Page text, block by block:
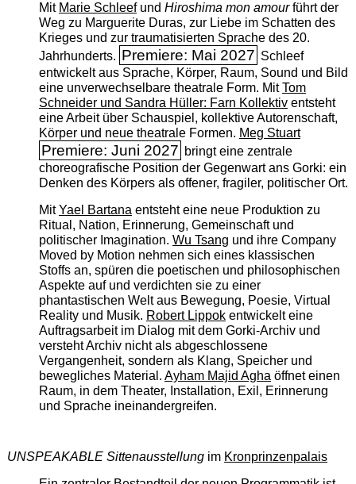
Mit Marie Schleefund Hiroshima mon amourführt der
Weg zu Marguerite Duras, zur Liebe im Schatten des
Krieges und zur traumatisierten Sprache des 20.
Jahrhunderts. Premiere: Mai 2027 Schleef
entwickelt aus Sprache, Körper, Raum, Sound und Bild
eine unverwechselbare theatrale Form. MitTom
Schneider und Sandra Hüller: Farn Kollektiventsteht
eine Arbeit über Schauspiel, kollektive Autorenschaft,
Körper und neue theatrale Formen. Meg Stuart
Premiere: Juni 2027 bringt eine zentrale
choreografische Position der Gegenwart ans Gorki: ein
Denken des Körpers als offener, fragiler, politischer Ort.
MitYael Bartanaentsteht eine neue Produktion zu
Ritual, Nation, Erinnerung, Gemeinschaft und
politischer Imagination. Wu Tsang und ihre Company
Moved by Motion nehmen sich eines klassischen
Stoffs an, spüren die poetischen und philosophischen
Aspekte auf und verdichten sie zu einer
phantastischen Welt aus Bewegung, Poesie, Virtual
Reality und Musik. Robert Lippokentwickelt eine
Auftragsarbeit im Dialog mit dem Gorki-Archiv und
versteht Archiv nicht als abgeschlossene
Vergangenheit, sondern als Klang, Speicher und
bewegliches Material. Ayham Majid Aghaöffnet einen
Raum, in dem Theater, Installation, Exil, Erinnerung
und Sprache ineinandergreifen.
UNSPEAKABLE Sittenausstellungim Kronprinzenpalais